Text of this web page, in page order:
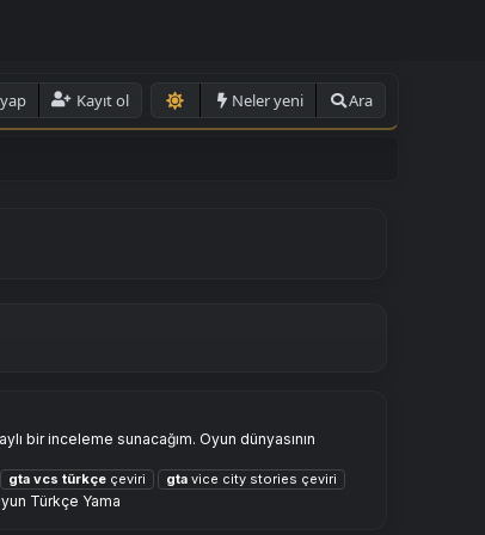
Kayıt ol Neler yeni Ara
bir inceleme sunacağım. Oyun dünyasının
gta vcs türkçe çeviri gta vice city stories çeviri
Türkçe Yama